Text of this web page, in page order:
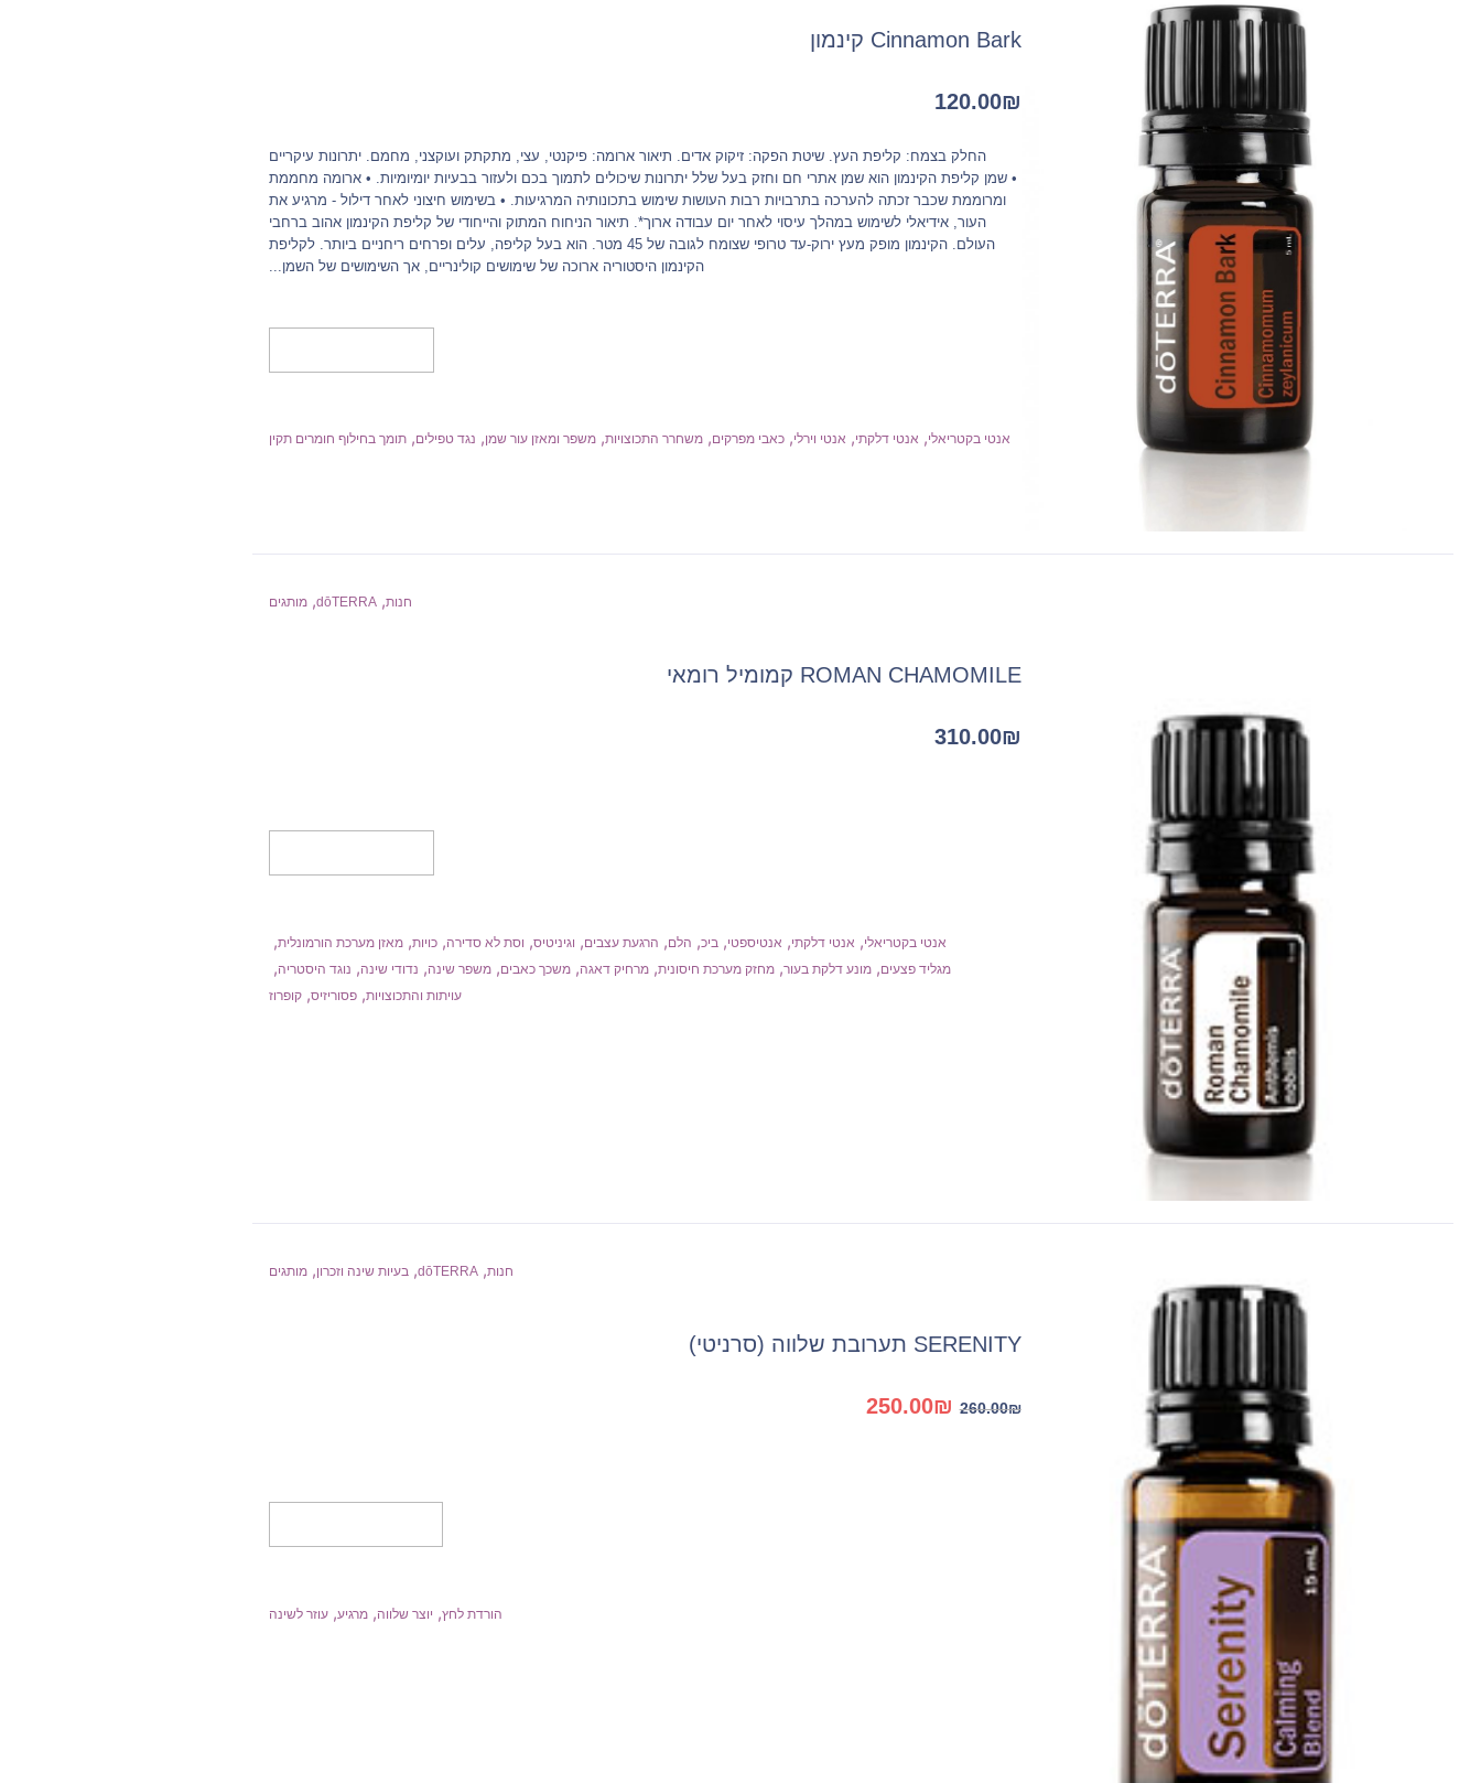
Cinnamon Bark קינמון
120.00₪
החלק בצמח: קליפת העץ. שיטת הפקה: זיקוק אדים. תיאור ארומה: פיקנטי, עצי, מתקתק ועוקצני, מחמם. יתרונות עיקריים
• שמן קליפת הקינמון הוא שמן אתרי חם וחזק בעל שלל יתרונות שיכולים לתמוך בכם ולעזור בבעיות יומיומיות. • ארומה מחממת
ומרוממת שכבר זכתה להערכה בתרבויות רבות העושות שימוש בתכונותיה המרגיעות. • בשימוש חיצוני לאחר דילול - מרגיע את
העור, אידיאלי לשימוש במהלך עיסוי לאחר יום עבודה ארוך*. תיאור הניחוח המתוק והייחודי של קליפת הקינמון אהוב ברחבי
העולם. הקינמון מופק מעץ ירוק-עד טרופי שצומח לגובה של 45 מטר. הוא בעל קליפה, עלים ופרחים ריחניים ביותר. לקליפת
הקינמון היסטוריה ארוכה של שימושים קולינריים, אך השימושים של השמן...
אנטי בקטריאלי, אנטי דלקתי, אנטי וירלי, כאבי מפרקים, משחרר התכוצויות, משפר ומאזן עור שמן, נגד טפילים, תומך בחילוף חומרים תקין
חנות,
dōTERRA
, מותגים
ROMAN CHAMOMILE קמומיל רומאי
310.00₪
אנטי בקטריאלי, אנטי דלקתי, אנטיספטי, ביכ, הלם, הרגעת עצבים, וגיניטיס, וסת לא סדירה, כויות, מאזן מערכת הורמונלית,
מגליד פצעים, מונע דלקת בעור, מחזק מערכת חיסונית, מרחיק דאגה, משכך כאבים, משפר שינה, נדודי שינה, נוגד היסטריה,
עויתות והתכוצויות, פסוריזיס, קופרוז
חנות,
dōTERRA
, בעיות שינה וזכרון, מותגים
SERENITY תערובת שלווה (סרניטי)
260.00₪
המחיר
250.00₪
הורדת לחץ, יוצר שלווה, מרגיע, עוזר לשינה